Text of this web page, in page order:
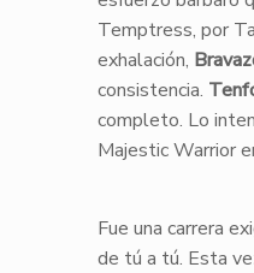
Temptress, por
exhalación,
consistencia.
completo. Lo
Majestic Warrior
Fue una carrera
de tú a tú. Esta